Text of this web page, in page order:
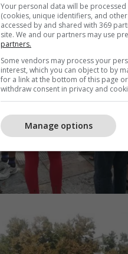
Your personal data will be
(cookies, unique identifiers, and
accessed by and shared with 369
site. We and our partners may use
partners.
Some vendors may process your
interest, which you can object to by
for a link at the bottom of this page
withdraw consent in privacy and
Manage options